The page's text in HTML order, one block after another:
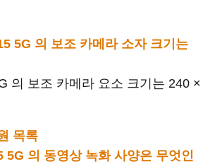
5G 의 보조 카메라 소자 크기는
의 보조 카메라 요소 크기는 240 ×
목록
5G 의 동영상 녹화 사양은 무엇인